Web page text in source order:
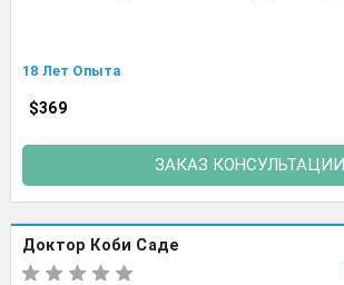
18 Лет Опыта
$369
ЗАКАЗ КОНСУЛЬТАЦИИ
Доктор Коби Саде